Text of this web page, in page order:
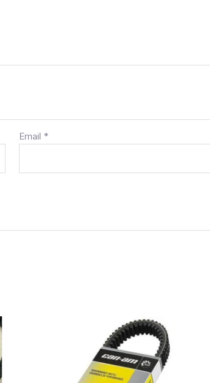
Email *